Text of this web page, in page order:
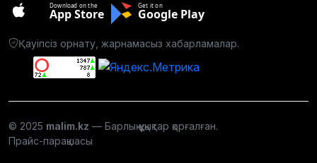
Download on the
App Store
Get it on
Google Play
Қауіпсіз орнату, жарнамасыз хабарламалар.
© 2025 malim.kz — Барлық құқықтар қорғалған.
Прайс-парақшасы